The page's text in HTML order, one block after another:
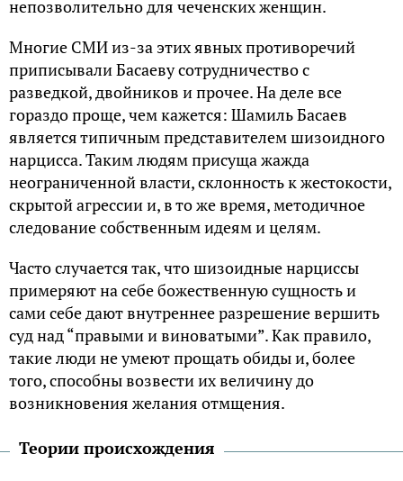
непозволительно для чеченских женщин.
Многие СМИ из-за этих явных противоречий
приписывали Басаеву сотрудничество с
разведкой, двойников и прочее. На деле все
гораздо проще, чем кажется: Шамиль Басаев
является типичным представителем шизоидного
нарцисса. Таким людям присуща жажда
неограниченной власти, склонность к жестокости,
скрытой агрессии и, в то же время, методичное
следование собственным идеям и целям.
Часто случается так, что шизоидные нарциссы
примеряют на себе божественную сущность и
сами себе дают внутреннее разрешение вершить
суд над “правыми и виноватыми”. Как правило,
такие люди не умеют прощать обиды и, более
того, способны возвести их величину до
возникновения желания отмщения.
Теории происхождения